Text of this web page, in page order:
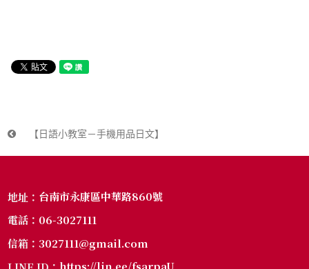
【日語小教室－手機用品日文】
地址： 台南市永康區中華路860號
電話： 06-3027111
信箱：3027111@gmail.com
https://lin.ee/fsarpaU